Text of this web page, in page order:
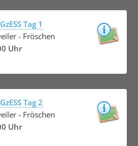
Tag 1
- Fröschen
Uhr
Tag 2
- Fröschen
Uhr